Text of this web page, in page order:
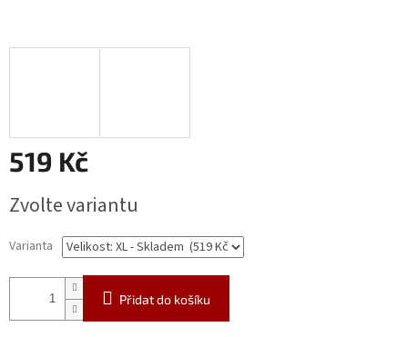
519 Kč
cena:
Zvolte variantu
Varianta
Přidat do košíku